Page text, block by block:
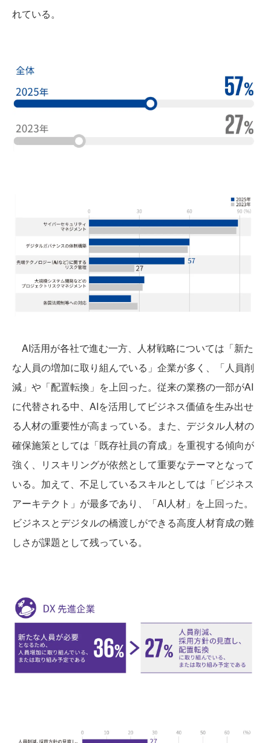
れている。
AI活用が各社で進む一方、人材戦略については「新た
な人員の増加に取り組んでいる」企業が多く、「人員削
減」や「配置転換」を上回った。従来の業務の一部がAI
に代替される中、AIを活用してビジネス価値を生み出せ
る人材の重要性が高まっている。また、デジタル人材の
確保施策としては「既存社員の育成」を重視する傾向が
強く、リスキリングが依然として重要なテーマとなって
いる。加えて、不足しているスキルとしては「ビジネス
アーキテクト」が最多であり、「AI人材」を上回った。
ビジネスとデジタルの橋渡しができる高度人材育成の難
しさが課題として残っている。